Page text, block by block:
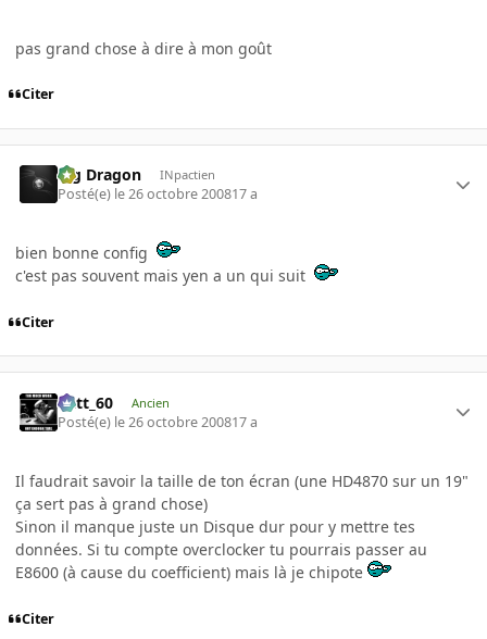
pas grand chose à dire à mon goût
Citer
Big Dragon INpactien
Posté(e) le 26 octobre 200817 a
bien bonne config
c'est pas souvent mais yen a un qui suit
Citer
Batt_60 Ancien
Posté(e) le 26 octobre 200817 a
Il faudrait savoir la taille de ton écran (une HD4870 sur un 19"
ça sert pas à grand chose)
Sinon il manque juste un Disque dur pour y mettre tes
données. Si tu compte overclocker tu pourrais passer au
E8600 (à cause du coefficient) mais là je chipote
Citer